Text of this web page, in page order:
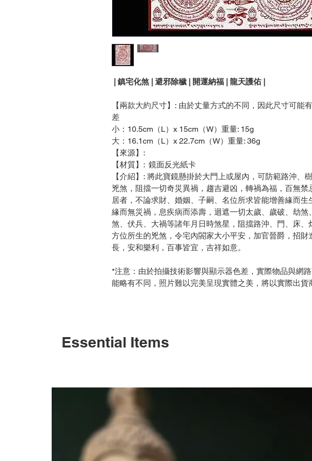
| 鎮宅化煞 | 避邪除穢 | 開運納福 | 龍天護佑 |
【兩款大約尺寸】: 由於丈量方式的不同，因此尺寸可能
差
小：10.5cm（L）x 15cm（W）重量: 15g
大：16.1cm（L）x 22.7cm（W）重量: 36g
【來源】:
【材質】: 鏡面反光紙卡
【介紹】: 將此寶鏡懸掛於大門上或屋內，可防範路沖、
兇煞，阻擋一切奇災異禍，趨吉避凶，轉禍為福，百無禁
居者，不論求財、婚姻、子嗣、名位所求皆能增善緣而生
緣而無災禍，息疾病而添壽，迴遮一切太歲、歲破、劫煞
煞、伏兵、大禍等諸年月日時煞星，阻擋路沖、門、床、
方位所生的兇煞，令宅內閤家大小平安，加官晉爵，招財
長，安和樂利，百事皆宜，吉祥如意。
*注意：由於拍攝技術影響與顯示器色差，實際物品與網
能略有不同，照片難以完美呈現實體之美，將以實際出貨
Essential Items